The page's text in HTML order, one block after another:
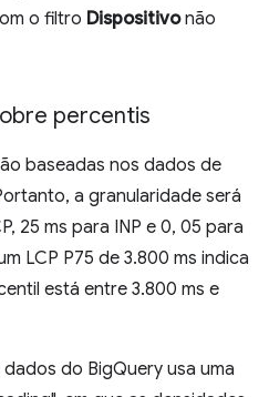
o filtro Dispositivonão
percentis
baseadas nos dados de
a granularidade será
25 ms para INP e 0, 05 para
LCP P75 de 3.800 ms indica
está entre 3.800 ms e
do BigQuery usa uma